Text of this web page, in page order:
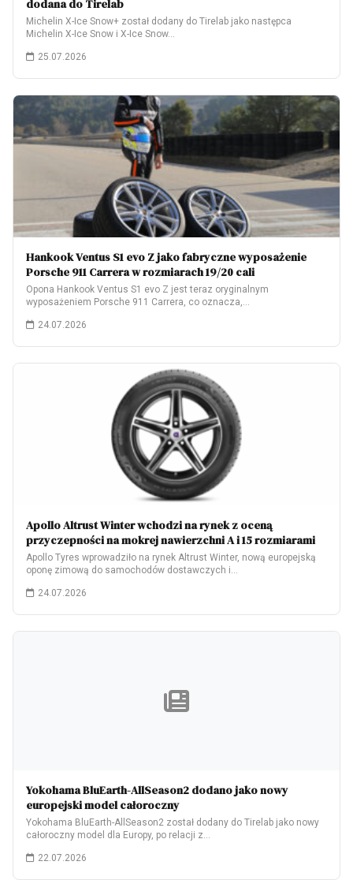
dodana do Tirelab
Michelin X-Ice Snow+ został dodany do Tirelab jako następca
Michelin X-Ice Snow i X-Ice Snow…
25.07.2026
Hankook Ventus S1 evo Z jako fabryczne wyposażenie
Porsche 911 Carrera w rozmiarach 19/20 cali
Opona Hankook Ventus S1 evo Z jest teraz oryginalnym
wyposażeniem Porsche 911 Carrera, co oznacza,…
24.07.2026
Apollo Altrust Winter wchodzi na rynek z oceną
przyczepności na mokrej nawierzchni A i 15 rozmiarami
Apollo Tyres wprowadziło na rynek Altrust Winter, nową europejską
oponę zimową do samochodów dostawczych i…
24.07.2026
Yokohama BluEarth-AllSeason2 dodano jako nowy
europejski model całoroczny
Yokohama BluEarth-AllSeason2 został dodany do Tirelab jako nowy
całoroczny model dla Europy, po relacji z…
22.07.2026